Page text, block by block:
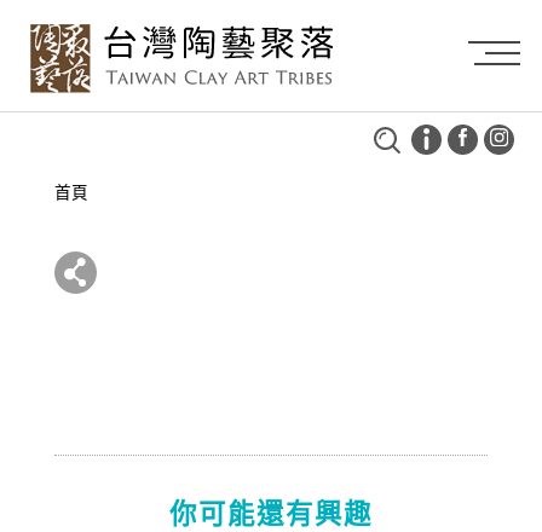
首頁
你可能還有興趣